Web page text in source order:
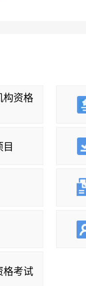
）月度报告
度报告
构资格
格考试